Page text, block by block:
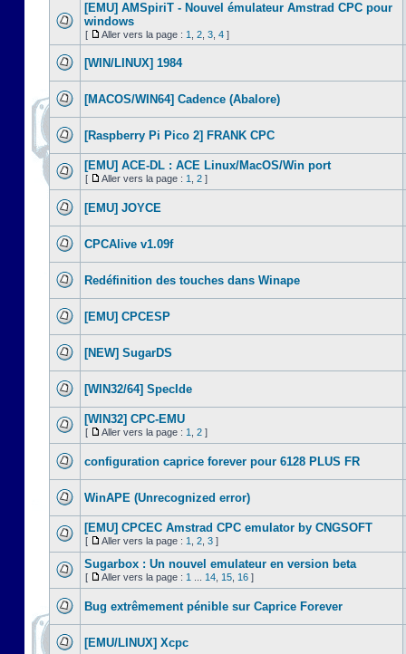
[EMU] AMSpiriT - Nouvel émulateur Amstrad CPC pour
windows
[ Aller vers la page : 1 2 3 4 ]
[WIN/LINUX] 1984
[MACOS/WIN64] Cadence (Abalore)
[Raspberry Pi Pico 2] FRANK CPC
[EMU] ACE-DL : ACE Linux/MacOS/Win port
[ Aller vers la page : 1 2 ]
[EMU] JOYCE
CPCAlive v1.09f
Redéfinition des touches dans Winape
[EMU] CPCESP
[NEW] SugarDS
[WIN32/64] SpecIde
[WIN32] CPC-EMU
[ Aller vers la page : 1 2 ]
configuration caprice forever pour 6128 PLUS FR
WinAPE (Unrecognized error)
[EMU] CPCEC Amstrad CPC emulator by CNGSOFT
[ Aller vers la page : 1 2 3 ]
Sugarbox : Un nouvel emulateur en version beta
[ Aller vers la page : 1 14 15 16 ]
Bug extrêmement pénible sur Caprice Forever
[EMU/LINUX] Xcpc